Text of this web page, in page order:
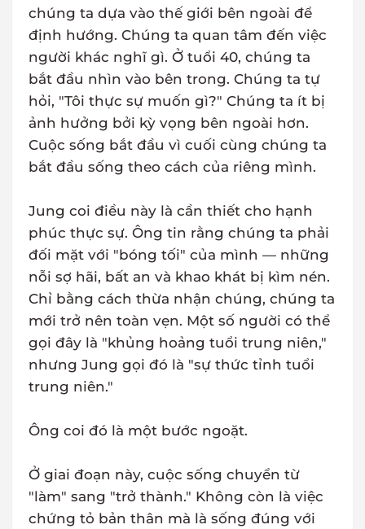
chúng ta dựa vào thế giới bên ngoài để
định hướng. Chúng ta quan tâm đến việc
người khác nghĩ gì. Ở tuổi 40, chúng ta
bắt đầu nhìn vào bên trong. Chúng ta tự
hỏi, "Tôi thực sự muốn gì?" Chúng ta ít bị
ảnh hưởng bởi kỳ vọng bên ngoài hơn.
Cuộc sống bắt đầu vì cuối cùng chúng ta
bắt đầu sống theo cách của riêng mình.
Jung coi điều này là cần thiết cho hạnh
phúc thực sự. Ông tin rằng chúng ta phải
đối mặt với "bóng tối" của mình — những
nỗi sợ hãi, bất an và khao khát bị kìm nén.
Chỉ bằng cách thừa nhận chúng, chúng ta
mới trở nên toàn vẹn. Một số người có thể
gọi đây là "khủng hoảng tuổi trung niên,"
nhưng Jung gọi đó là "sự thức tỉnh tuổi
trung niên."
Ông coi đó là một bước ngoặt.
Ở giai đoạn này, cuộc sống chuyển từ
"làm" sang "trở thành." Không còn là việc
chứng tỏ bản thân mà là sống đúng với